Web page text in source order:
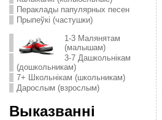
Пераклады папулярных песен
Прыпеўкі (частушки)
1-3 Малянятам
(малышам)
3-7 Дашкольнікам
(дошкольникам)
7+ Школьнікам (школьникам)
Дарослым (взрослым)
Выказванні